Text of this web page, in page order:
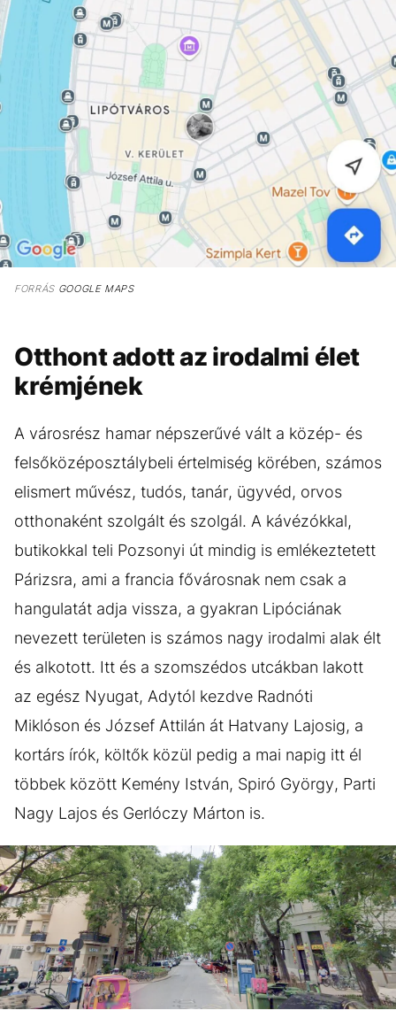
FORRÁSGOOGLE MAPS
Otthont adott az irodalmi élet
krémjének
A városrész hamar népszerűvé vált a közép- és
felsőközéposztálybeli értelmiség körében, számos
elismert művész, tudós, tanár, ügyvéd, orvos
otthonaként szolgált és szolgál. A kávézókkal,
butikokkal teli Pozsonyi út mindig is emlékeztetett
Párizsra, ami a francia fővárosnak nem csak a
hangulatát adja vissza, a gyakran Lipóciának
nevezett területen is számos nagy irodalmi alak élt
és alkotott. Itt és a szomszédos utcákban lakott
az egész Nyugat, Adytól kezdve Radnóti
Miklóson és József Attilán át Hatvany Lajosig, a
kortárs írók, költők közül pedig a mai napig itt él
többek között Kemény István, Spiró György, Parti
Nagy Lajos és Gerlóczy Márton is.